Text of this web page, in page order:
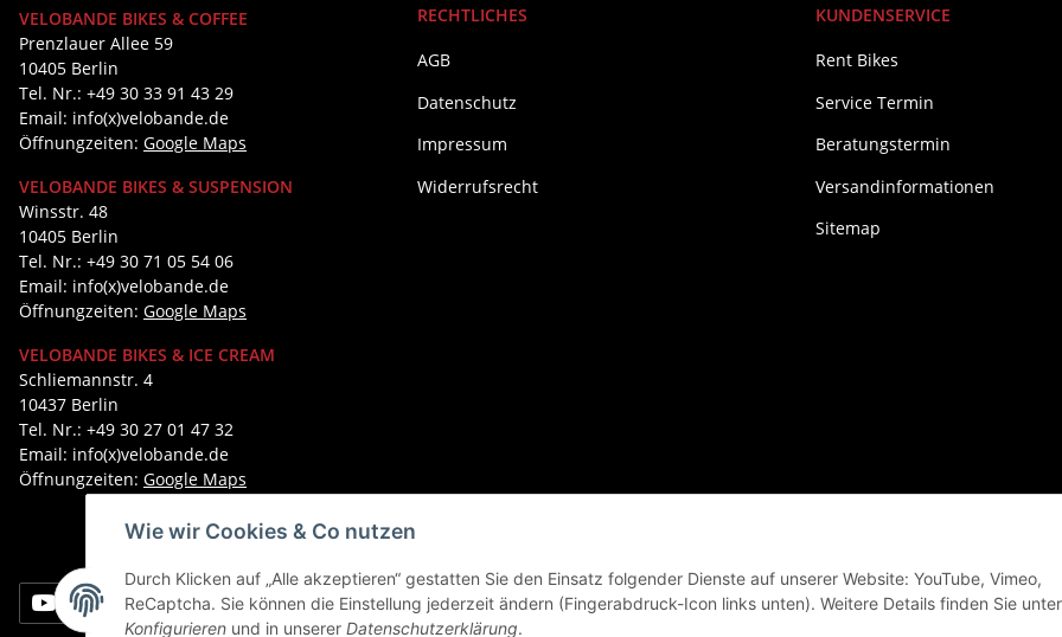
Wie wir Cookies & Co nutzen
Durch Klicken auf „Alle akzeptieren“ gestatten Sie den Einsatz folgender Dienste auf unserer Website: YouTube, Vimeo,
ReCaptcha. Sie können die Einstellung jederzeit ändern (Fingerabdruck-Icon links unten). Weitere Details finden Sie unter
Konfigurieren und in unserer Datenschutzerklärung.
VELOBANDE BIKES & COFFEE
Prenzlauer Allee 59
10405 Berlin
Tel. Nr.: +49 30 33 91 43 29
Email: info(x)velobande.de
Öffnungzeiten: Google Maps
VELOBANDE BIKES & SUSPENSION
Winsstr. 48
10405 Berlin
Tel. Nr.: +49 30 71 05 54 06
Email: info(x)velobande.de
Öffnungzeiten: Google Maps
VELOBANDE BIKES & ICE CREAM
Schliemannstr. 4
10437 Berlin
Tel. Nr.: +49 30 27 01 47 32
Email: info(x)velobande.de
Öffnungzeiten: Google Maps
RECHTLICHES
AGB
Datenschutz
Impressum
Widerrufsrecht
KUNDENSERVICE
Rent Bikes
Service Termin
Beratungstermin
Versandinformationen
Sitemap